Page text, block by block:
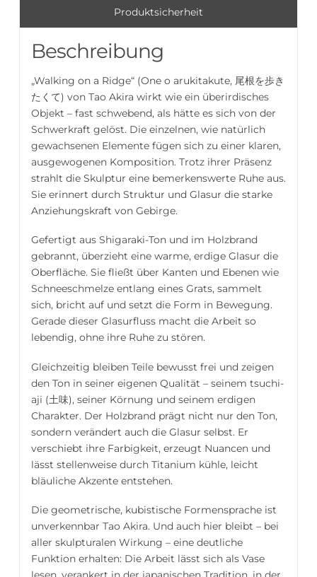
Produktsicherheit
Beschreibung
„Walking on a Ridge“ (One o arukitakute, 尾根を歩き
たくて) von Tao Akira wirkt wie ein überirdisches
Objekt – fast schwebend, als hätte es sich von der
Schwerkraft gelöst. Die einzelnen, wie natürlich
gewachsenen Elemente fügen sich zu einer klaren,
ausgewogenen Komposition. Trotz ihrer Präsenz
strahlt die Skulptur eine bemerkenswerte Ruhe aus.
Sie erinnert durch Struktur und Glasur die starke
Anziehungskraft von Gebirge.
Gefertigt aus Shigaraki-Ton und im Holzbrand
gebrannt, überzieht eine warme, erdige Glasur die
Oberfläche. Sie fließt über Kanten und Ebenen wie
Schneeschmelze entlang eines Grats, sammelt
sich, bricht auf und setzt die Form in Bewegung.
Gerade dieser Glasurfluss macht die Arbeit so
lebendig, ohne ihre Ruhe zu stören.
Gleichzeitig bleiben Teile bewusst frei und zeigen
den Ton in seiner eigenen Qualität – seinem tsuchi-
aji (土味), seiner Körnung und seinem erdigen
Charakter. Der Holzbrand prägt nicht nur den Ton,
sondern verändert auch die Glasur selbst. Er
verschiebt ihre Farbigkeit, erzeugt Nuancen und
lässt stellenweise durch Titanium kühle, leicht
bläuliche Akzente entstehen.
Die geometrische, kubistische Formensprache ist
unverkennbar Tao Akira. Und auch hier bleibt – bei
aller skulpturalen Wirkung – eine deutliche
Funktion erhalten: Die Arbeit lässt sich als Vase